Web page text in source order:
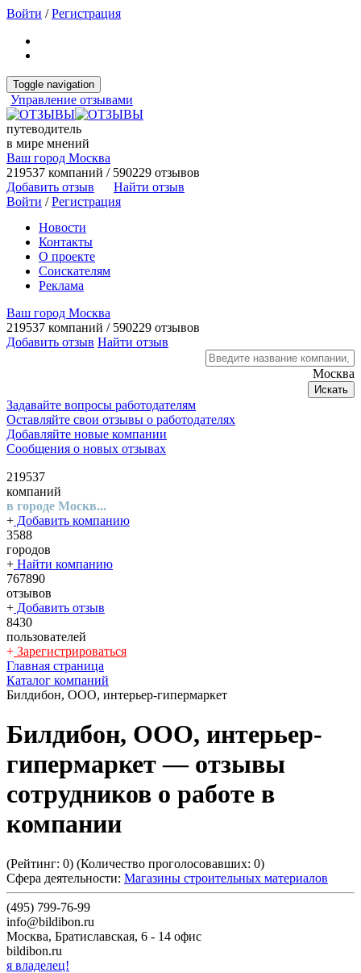
Войти /Регистрация
Toggle navigation
Управление отзывами
путеводитель
в мире мнений
Ваш город Москва
219537 компаний / 590229 отзывов
Добавить отзыв
Найти отзыв
Войти /Регистрация
Новости
Контакты
О проекте
Соискателям
Реклама
Ваш город Москва
219537 компаний / 590229 отзывов
Добавить отзыв Найти отзыв
Москва
Искать
Задавайте вопросы работодателям
Оставляйте свои отзывы о работодателях
Добавляйте новые компании
Сообщения о новых отзывах
219537
компаний
в городе Москв...
+ Добавить компанию
3588
городов
+ Найти компанию
767890
отзывов
+ Добавить отзыв
8430
пользователей
+ Зарегистрироваться
Главная страница
Каталог компаний
Билдибон, ООО, интерьер-гипермаркет
Билдибон, ООО, интерьер-
гипермаркет— отзывы
сотрудников о работе в
компании
(Рейтинг: 0) (Количество проголосовавших: 0)
Сфера деятельности: Магазины строительных материалов
(495) 799-76-99
info@bildibon.ru
Москва, Братиславская, 6 - 14 офис
bildibon.ru
я владелец!